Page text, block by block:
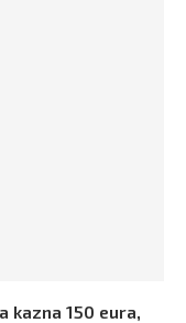
kazna 150 eura,